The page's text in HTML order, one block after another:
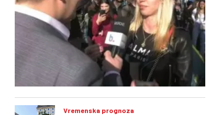
Vremenska prognoza